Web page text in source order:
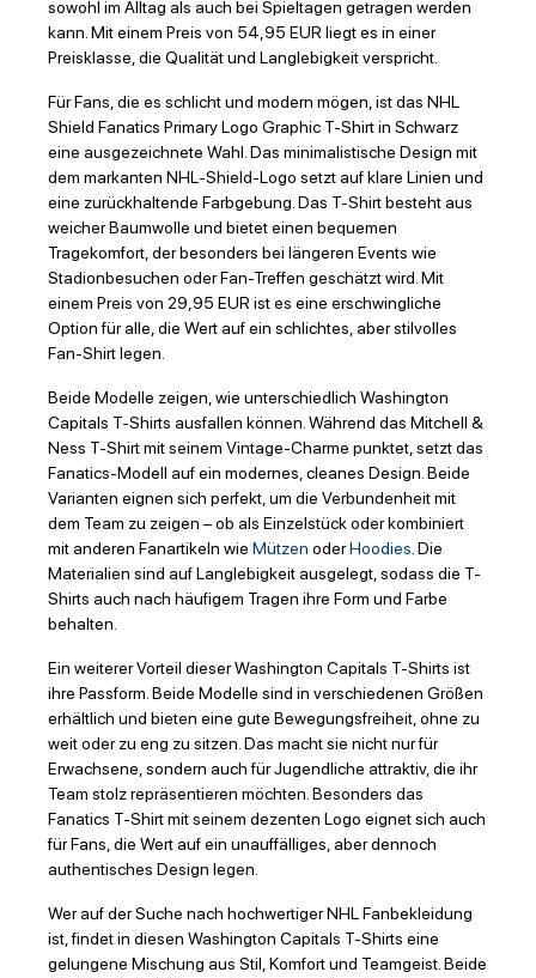
sowohl im Alltag als auch bei Spieltagen getragen werden
kann. Mit einem Preis von 54,95 EUR liegt es in einer
Preisklasse, die Qualität und Langlebigkeit verspricht.
Für Fans, die es schlicht und modern mögen, ist das NHL
Shield Fanatics Primary Logo Graphic T-Shirt in Schwarz
eine ausgezeichnete Wahl. Das minimalistische Design mit
dem markanten NHL-Shield-Logo setzt auf klare Linien und
eine zurückhaltende Farbgebung. Das T-Shirt besteht aus
weicher Baumwolle und bietet einen bequemen
Tragekomfort, der besonders bei längeren Events wie
Stadionbesuchen oder Fan-Treffen geschätzt wird. Mit
einem Preis von 29,95 EUR ist es eine erschwingliche
Option für alle, die Wert auf ein schlichtes, aber stilvolles
Fan-Shirt legen.
Beide Modelle zeigen, wie unterschiedlich Washington
Capitals T-Shirts ausfallen können. Während das Mitchell &
Ness T-Shirt mit seinem Vintage-Charme punktet, setzt das
Fanatics-Modell auf ein modernes, cleanes Design. Beide
Varianten eignen sich perfekt, um die Verbundenheit mit
dem Team zu zeigen – ob als Einzelstück oder kombiniert
mit anderen Fanartikeln wie Mützen oderHoodies. Die
Materialien sind auf Langlebigkeit ausgelegt, sodass die T-
Shirts auch nach häufigem Tragen ihre Form und Farbe
behalten.
Ein weiterer Vorteil dieser Washington Capitals T-Shirts ist
ihre Passform. Beide Modelle sind in verschiedenen Größen
erhältlich und bieten eine gute Bewegungsfreiheit, ohne zu
weit oder zu eng zu sitzen. Das macht sie nicht nur für
Erwachsene, sondern auch für Jugendliche attraktiv, die ihr
Team stolz repräsentieren möchten. Besonders das
Fanatics T-Shirt mit seinem dezenten Logo eignet sich auch
für Fans, die Wert auf ein unauffälliges, aber dennoch
authentisches Design legen.
Wer auf der Suche nach hochwertiger NHL Fanbekleidung
ist, findet in diesen Washington Capitals T-Shirts eine
gelungene Mischung aus Stil, Komfort und Teamgeist. Beide